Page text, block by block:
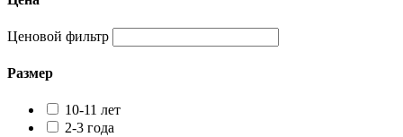
Ценовой фильтр
Размер
10-11 лет
2-3 года